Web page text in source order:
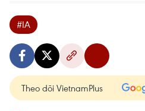
#IA
Theo dõi VietnamPlus